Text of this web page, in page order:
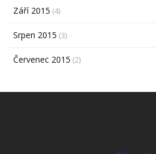
Září 2015 (4)
Srpen 2015 (3)
Červenec 2015 (2)